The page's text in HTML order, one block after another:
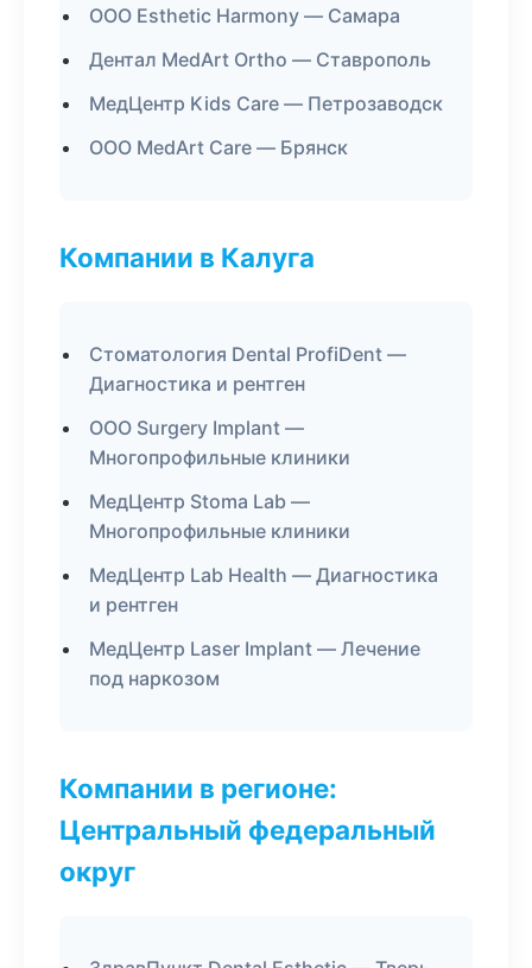
ООО Esthetic Harmony — Самара
Дентал MedArt Ortho — Ставрополь
МедЦентр Kids Care — Петрозаводск
ООО MedArt Care — Брянск
Компании в Калуга
Стоматология Dental ProfiDent —
Диагностика и рентген
ООО Surgery Implant —
Многопрофильные клиники
МедЦентр Stoma Lab —
Многопрофильные клиники
МедЦентр Lab Health — Диагностика
и рентген
МедЦентр Laser Implant — Лечение
под наркозом
Компании в регионе:
Центральный федеральный
округ